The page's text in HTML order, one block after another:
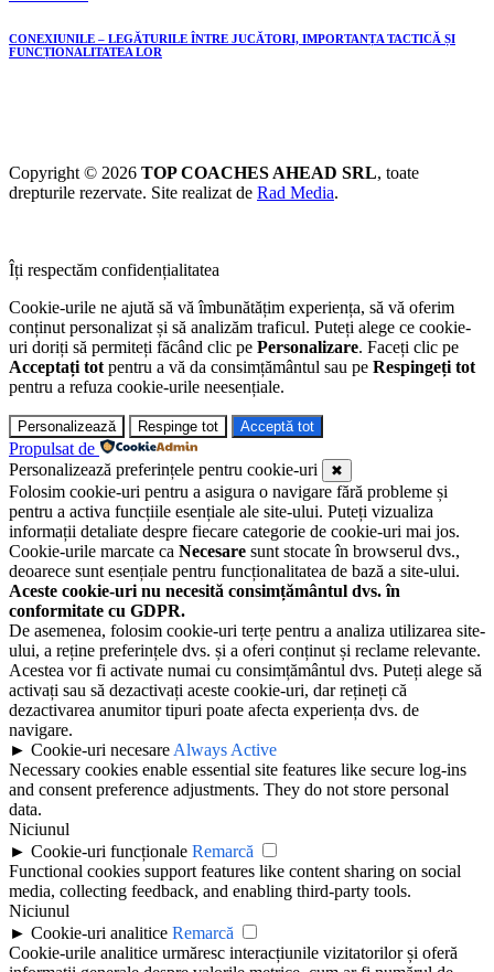
CONEXIUNILE – LEGĂTURILE ÎNTRE JUCĂTORI, IMPORTANȚA TACTICĂ ȘI
FUNCȚIONALITATEA LOR
Copyright © 2026 TOP COACHES AHEAD SRL, toate
drepturile rezervate. Site realizat de Rad Media.
Îți respectăm confidențialitatea
Cookie-urile ne ajută să vă îmbunătățim experiența, să vă oferim
conținut personalizat și să analizăm traficul. Puteți alege ce cookie-
uri doriți să permiteți făcând clic pe Personalizare. Faceți clic pe
Acceptați tot pentru a vă da consimțământul sau pe Respingeți tot
pentru a refuza cookie-urile neesențiale.
Personalizează Respinge tot Acceptă tot
Propulsat de
Personalizează preferințele pentru cookie-uri
✖
Folosim cookie-uri pentru a asigura o navigare fără probleme și
pentru a activa funcțiile esențiale ale site-ului. Puteți vizualiza
informații detaliate despre fiecare categorie de cookie-uri mai jos.
Cookie-urile marcate ca Necesare sunt stocate în browserul dvs.,
deoarece sunt esențiale pentru funcționalitatea de bază a site-ului.
Aceste cookie-uri nu necesită consimțământul dvs. în
conformitate cu GDPR.
De asemenea, folosim cookie-uri terțe pentru a analiza utilizarea site-
ului, a reține preferințele dvs. și a oferi conținut și reclame relevante.
Acestea vor fi activate numai cu consimțământul dvs. Puteți alege să
activați sau să dezactivați aceste cookie-uri, dar rețineți că
dezactivarea anumitor tipuri poate afecta experiența dvs. de
navigare.
► Cookie-uri necesare Always Active
Necessary cookies enable essential site features like secure log-ins
and consent preference adjustments. They do not store personal
data.
Niciunul
► Cookie-uri funcționale Remarcă
Functional cookies support features like content sharing on social
media, collecting feedback, and enabling third-party tools.
Niciunul
► Cookie-uri analitice Remarcă
Cookie-urile analitice urmăresc interacțiunile vizitatorilor și oferă